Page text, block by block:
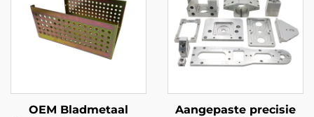
OEM Bladmetaal
Aangepaste precisie